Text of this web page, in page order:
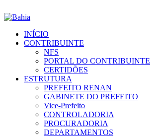
INÍCIO
CONTRIBUINTE
NFS
PORTAL DO CONTRIBUINTE
CERTIDÕES
ESTRUTURA
PREFEITO RENAN
GABINETE DO PREFEITO
Vice-Prefeito
CONTROLADORIA
PROCURADORIA
DEPARTAMENTOS